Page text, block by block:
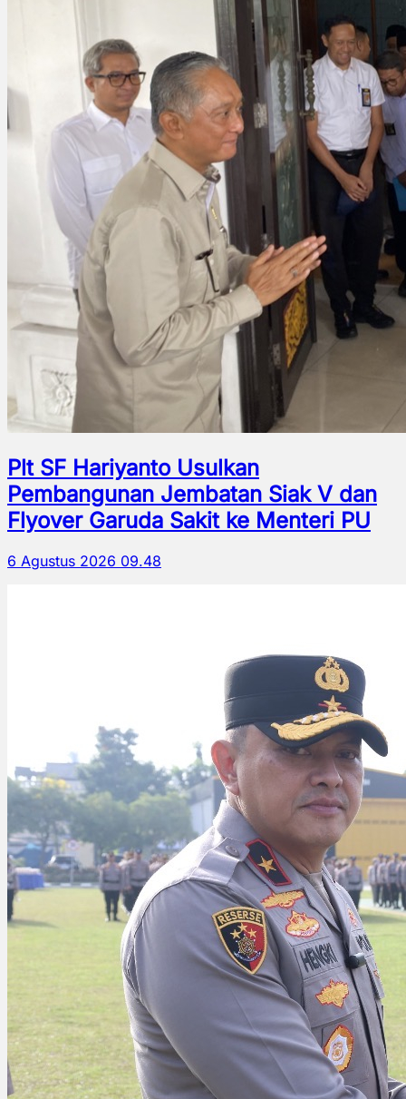
Plt SF Hariyanto Usulkan
Pembangunan Jembatan Siak V dan
Flyover Garuda Sakit ke Menteri PU
6 Agustus 2026 09.48